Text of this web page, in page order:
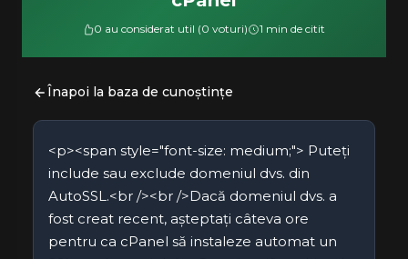
0 au considerat util (0 voturi) 1 min de citit
Înapoi la baza de cunoștințe
<p><span style="font-size: medium;"> Puteți
include sau exclude domeniul dvs. din
AutoSSL.<br /><br />Dacă domeniul dvs. a
fost creat recent, așteptați câteva ore
pentru ca cPanel să instaleze automat un